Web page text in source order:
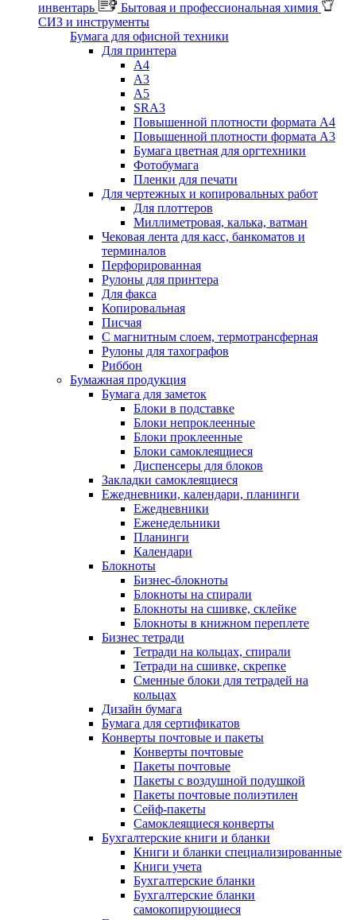
инвентарь
Бытовая и профессиональная химия
СИЗ и инструменты
Бумага для офисной техники
Для принтера
А4
А3
А5
SRA3
Повышенной плотности формата А4
Повышенной плотности формата А3
Бумага цветная для оргтехники
Фотобумага
Пленки для печати
Для чертежных и копировальных работ
Для плоттеров
Миллиметровая, калька, ватман
Чековая лента для касс, банкоматов и
терминалов
Перфорированная
Рулоны для принтера
Для факса
Копировальная
Писчая
С магнитным слоем, термотрансферная
Рулоны для тахографов
Риббон
Бумажная продукция
Бумага для заметок
Блоки в подставке
Блоки непроклеенные
Блоки проклеенные
Блоки самоклеящиеся
Диспенсеры для блоков
Закладки самоклеящиеся
Ежедневники, календари, планинги
Ежедневники
Еженедельники
Планинги
Календари
Блокноты
Бизнес-блокноты
Блокноты на спирали
Блокноты на сшивке, склейке
Блокноты в книжном переплете
Бизнес тетради
Тетради на кольцах, спирали
Тетради на сшивке, скрепке
Сменные блоки для тетрадей на
кольцах
Дизайн бумага
Бумага для сертификатов
Конверты почтовые и пакеты
Конверты почтовые
Пакеты почтовые
Пакеты с воздушной подушкой
Пакеты почтовые полиэтилен
Сейф-пакеты
Самоклеящиеся конверты
Бухгалтерские книги и бланки
Книги и бланки специализированные
Книги учета
Бухгалтерские бланки
Бухгалтерские бланки
самокопирующиеся